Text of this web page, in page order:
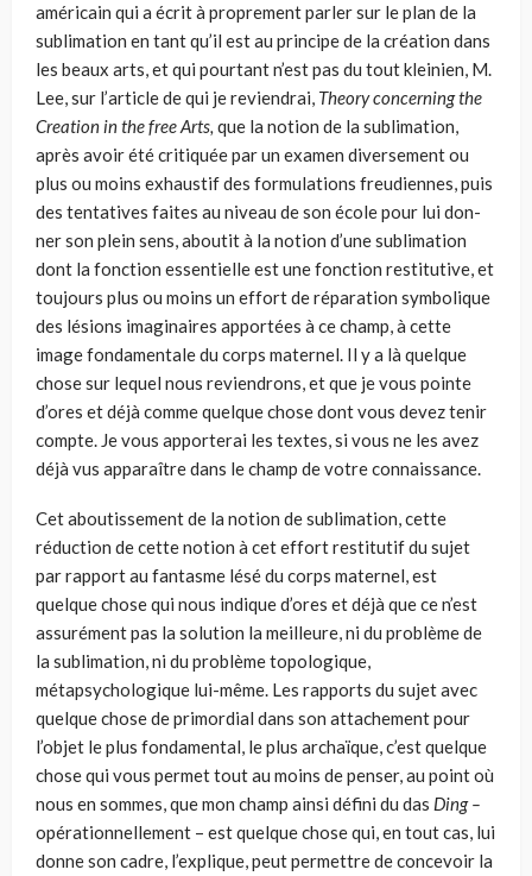
américain qui a écrit à pro­prement parler sur le plan de la
sublimation en tant qu’il est au principe de la création dans
les beaux arts, et qui pourtant n’est pas du tout kleinien, M.
Lee, sur l’article de qui je reviendrai, Theory concerning the
Creation in the free Arts, que la notion de la sublimation,
après avoir été critiquée par un examen diversement ou
plus ou moins exhaustif des formulations freudiennes, puis
des tentatives faites au niveau de son école pour lui don­
ner son plein sens, aboutit à la notion d’une sublimation
dont la fonction essentielle est une fonction restitutive, et
toujours plus ou moins un effort de réparation symbolique
des lésions imaginaires apportées à ce champ, à cette
image fondamentale du corps maternel. Il y a là quelque
chose sur lequel nous reviendrons, et que je vous pointe
d’ores et déjà comme quel­que chose dont vous devez tenir
compte. Je vous apporterai les textes, si vous ne les avez
déjà vus apparaître dans le champ de votre connaissance.
Cet aboutissement de la notion de sublimation, cette
réduction de cette notion à cet effort restitutif du sujet
par rapport au fantasme lésé du corps maternel, est
quelque chose qui nous indique d’ores et déjà que ce n’est
assurément pas la solution la meilleure, ni du problème de
la sublimation, ni du problème topologique,
métapsychologique lui-même. Les rapports du sujet avec
quelque chose de primordial dans son attachement pour
l’objet le plus fondamental, le plus archaïque, c’est quelque
chose qui vous permet tout au moins de penser, au point où
nous en sommes, que mon champ ainsi défini du das Ding –
opérationnellement – est quelque chose qui, en tout cas, lui
donne son cadre, l’explique, peut permettre de concevoir la